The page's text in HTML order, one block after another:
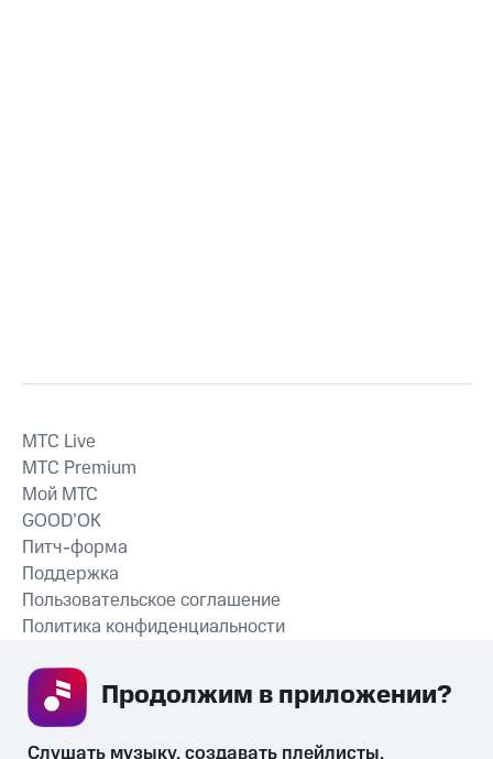
СКАЧАТЬ ПРИЛОЖЕНИЕ
MTС Live
MTС Premium
Мой МТС
GOOD’OK
Питч-форма
Поддержка
Пользовательское соглашение
Политика конфиденциальности